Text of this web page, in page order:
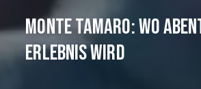
Monte Tamaro: wo
Erlebnis wird